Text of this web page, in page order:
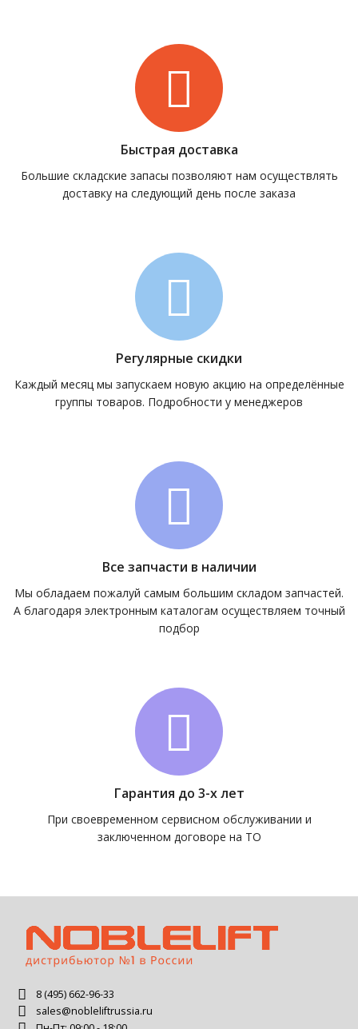
Быстрая доставка
Большие складские запасы позволяют нам осуществлять
доставку на следующий день после заказа
Регулярные скидки
Каждый месяц мы запускаем новую акцию на определённые
группы товаров. Подробности у менеджеров
Все запчасти в наличии
Мы обладаем пожалуй самым большим складом запчастей.
А благодаря электронным каталогам осуществляем точный
подбор
Гарантия до 3-х лет
При своевременном сервисном обслуживании и
заключенном договоре на ТО
8 (495) 662-96-33
sales@nobleliftrussia.ru